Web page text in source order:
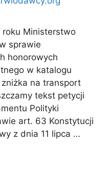
roku Ministerstwo
sprawie
honorowych
w katalogu
zniżka na transport
tekst petycji
Polityki
art. 63 Konstytucji
z dnia 11 lipca …